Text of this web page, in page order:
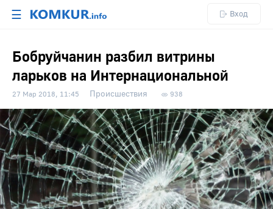
☰ Вход
Бобруйчанин разбил витрины
ларьков на Интернациональной
27 Мар 2018, 11:45 Происшествия 938